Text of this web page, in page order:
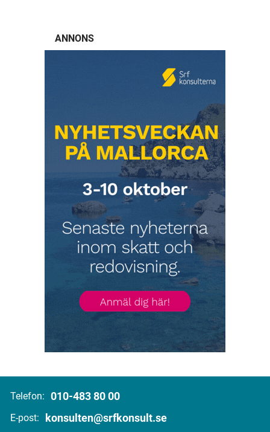
ANNONS
Telefon: 010-483 80 00
E-post: konsulten@srfkonsult.se